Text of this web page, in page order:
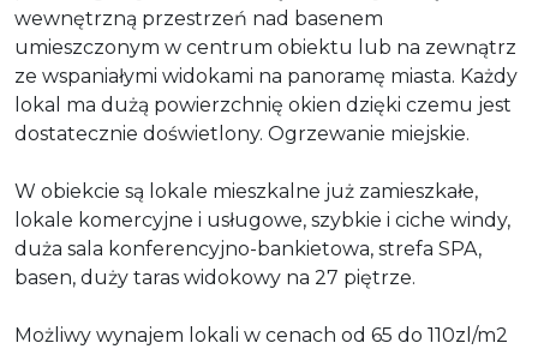
wewnętrzną przestrzeń nad basenem
umieszczonym w centrum obiektu lub na zewnątrz
ze wspaniałymi widokami na panoramę miasta. Każdy
lokal ma dużą powierzchnię okien dzięki czemu jest
dostatecznie doświetlony. Ogrzewanie miejskie.
W obiekcie są lokale mieszkalne już zamieszkałe,
lokale komercyjne i usługowe, szybkie i ciche windy,
duża sala konferencyjno-bankietowa, strefa SPA,
basen, duży taras widokowy na 27 piętrze.
Możliwy wynajem lokali w cenach od 65 do 110zl/m2